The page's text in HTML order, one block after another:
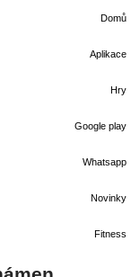
Domů
Aplikace
Hry
Google play
Whatsapp
Novinky
Fitness